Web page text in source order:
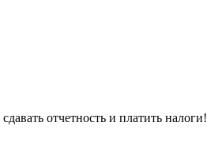
отчетность и платить налоги!